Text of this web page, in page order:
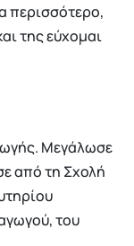
περισσότερο,
της εύχομαι
Μεγάλωσε
από τη Σχολή
του